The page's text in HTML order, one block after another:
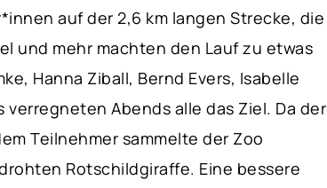
auf der 2,6 km langen Strecke, die
und mehr machten den Lauf zu etwas
Hanna Ziball, Bernd Evers, Isabelle
Abends alle das Ziel. Da der
Teilnehmer sammelte der Zoo
Rotschildgiraffe. Eine bessere